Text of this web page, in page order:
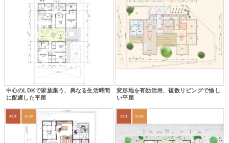
中心のLDKで家族集う、異なる生活時間
に配慮した平屋
変形地を有効活用、複数リビングで愉し
い平屋
42坪 4LDK 33坪 4LDK